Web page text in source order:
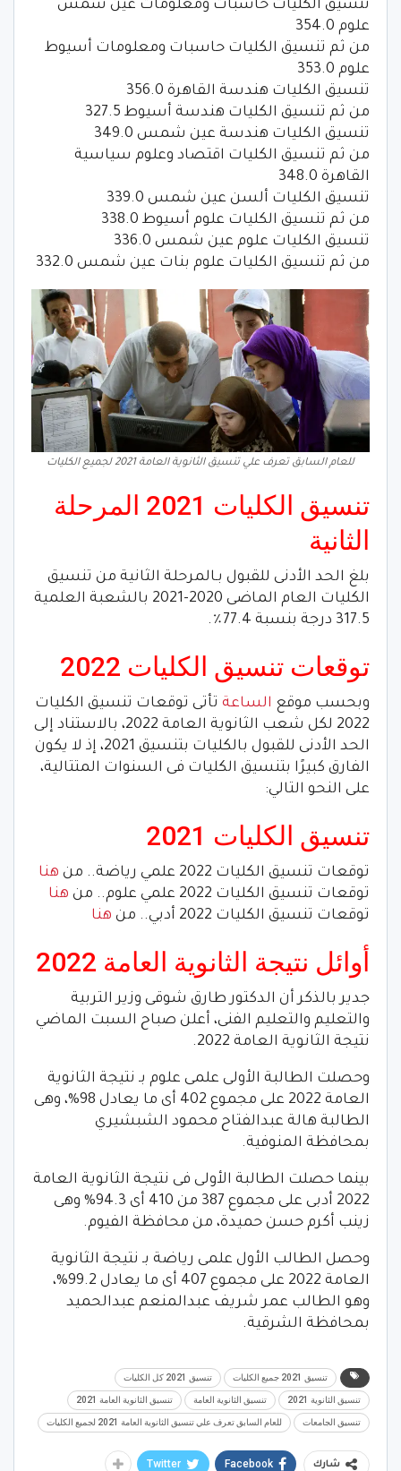
تنسيق الكليات حاسبات ومعلومات عين شمس
علوم 354.0
من ثم تنسيق الكليات حاسبات ومعلومات أسيوط
علوم 353.0
تنسيق الكليات هندسة القاهرة 356.0
من ثم تنسيق الكليات هندسة أسيوط 327.5
تنسيق الكليات هندسة عين شمس 349.0
من ثم تنسيق الكليات اقتصاد وعلوم سياسية
القاهرة 348.0
تنسيق الكليات ألسن عين شمس 339.0
من ثم تنسيق الكليات علوم أسيوط 338.0
تنسيق الكليات علوم عين شمس 336.0
من ثم تنسيق الكليات علوم بنات عين شمس 332.0
للعام السابق تعرف علي تنسيق الثانوية العامة 2021 لجميع الكليات
تنسيق الكليات 2021 المرحلة
الثانية
بلغ الحد الأدنى للقبول بـالمرحلة الثانية من تنسيق
الكليات العام الماضى 2020-2021 بالشعبة العلمية
317.5 درجة بنسبة 77.4٪.
توقعات تنسيق الكليات 2022
وبحسب موقع الساعة تأتى توقعات تنسيق الكليات
2022 لكل شعب الثانوية العامة 2022، بالاستناد إلى
الحد الأدنى للقبول بالكليات بتنسيق 2021، إذ لا يكون
الفارق كبيرًا بتنسيق الكليات فى السنوات المتتالية،
على النحو التالي:
تنسيق الكليات 2021
توقعات تنسيق الكليات 2022 علمي رياضة.. من
هنا
توقعات تنسيق الكليات 2022 علمي علوم.. من
هنا
توقعات تنسيق الكليات 2022 أدبي.. من
هنا
أوائل نتيجة الثانوية العامة 2022
جدير بالذكر أن الدكتور طارق شوقى وزير التربية
والتعليم والتعليم الفنى، أعلن صباح السبت الماضي
نتيجة الثانوية العامة 2022.
وحصلت الطالبة الأولى علمى علوم بـ نتيجة الثانوية
العامة 2022 على مجموع 402 أى ما يعادل 98%، وهى
الطالبة هالة عبدالفتاح محمود الشبشيري
بمحافظة المنوفية.
بينما حصلت الطالبة الأولى فى نتيجة الثانوية العامة
2022 أدبى على مجموع 387 من 410 أى 94.3% وهى
زينب أكرم حسن حميدة، من محافظة الفيوم.
وحصل الطالب الأول علمى رياضة بـ نتيجة الثانوية
العامة 2022 على مجموع 407 أى ما يعادل 99.2%،
وهو الطالب عمر شريف عبدالمنعم عبدالحميد
بمحافظة الشرقية.
تنسيق 2021 جميع الكليات تنسيق 2021 كل الكليات
تنسيق الثانوية 2021 تنسيق الثانوية العامة تنسيق الثانوية العامة 2021
تنسيق الجامعات للعام السابق تعرف علي تنسيق الثانوية العامة 2021 لجميع الكليات
شارك Facebook
Twitter